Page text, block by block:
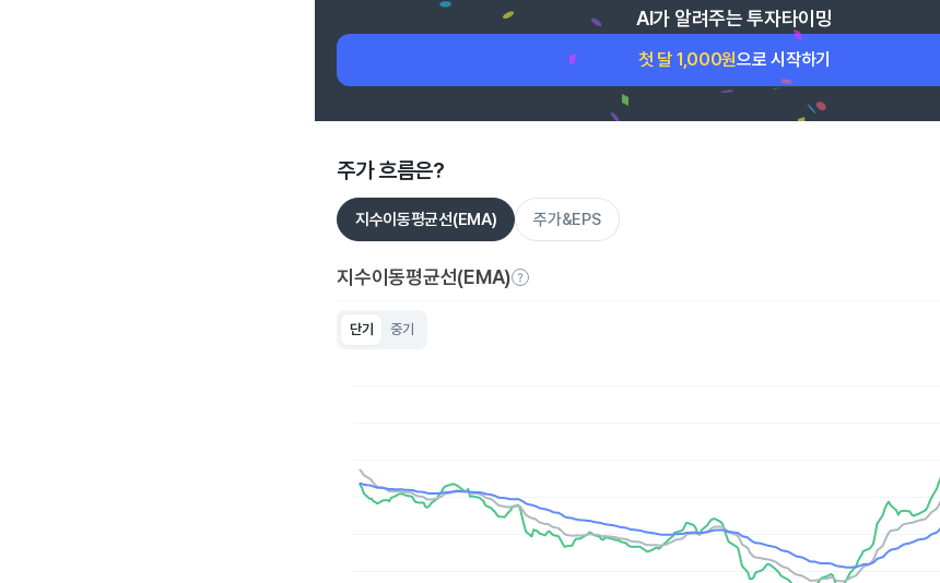
AI가 알려주는 투자타이밍
첫 달 1,000원으로 시작하기
주가 흐름은?
지수이동평균선(EMA) 주가&EPS
지수이동평균선(EMA)
단기 중기
The chart has 1 X axis displaying Time. Data ranges from 2025-08-05